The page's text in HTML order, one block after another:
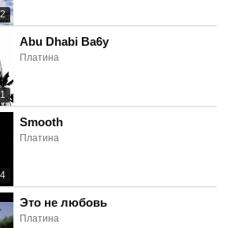
Abu Dhabi Ba6y
Платина
Smooth
Платина
Это не любовь
Платина